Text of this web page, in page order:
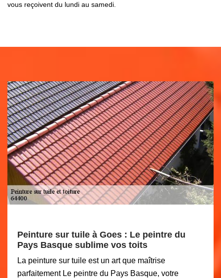
vous reçoivent du lundi au samedi.
Peinture sur tuile à Goes : Le peintre du
Pays Basque sublime vos toits
La peinture sur tuile est un art que maîtrise
parfaitement Le peintre du Pays Basque, votre